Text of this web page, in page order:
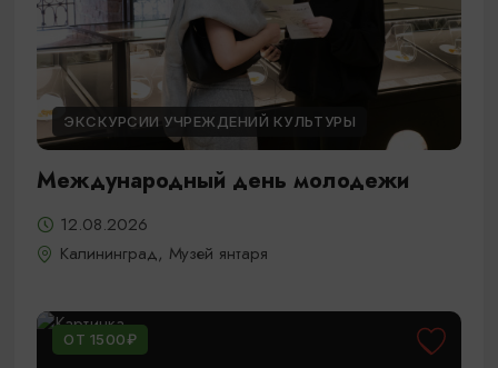
ЭКСКУРСИИ УЧРЕЖДЕНИЙ КУЛЬТУРЫ
Международный день молодежи
12.08.2026
Калининград, Музей янтаря
ОТ 1500₽